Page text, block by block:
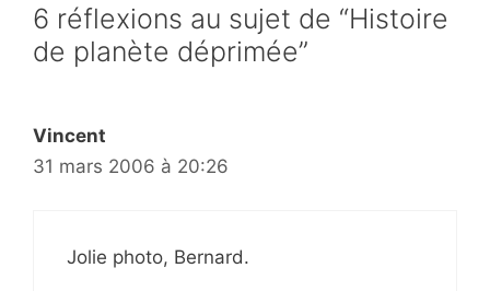
6 réflexions au sujet de “Histoire
de planète déprimée”
Vincent
31 mars 2006 à 20:26
Jolie photo, Bernard.